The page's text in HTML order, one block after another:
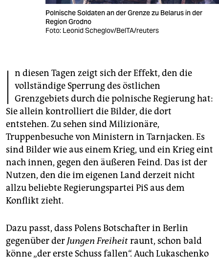
abo
genossenschaft
epaper login
Polnische Soldaten an der Grenze zu Belarus in der
Region Grodno
Foto: Leonid Scheglov/BelTA/reuters
I n diesen Tagen zeigt sich der Effekt, den die
vollständige Sperrung des östlichen
Grenzgebiets durch die polnische Regierung hat:
Sie allein kontrolliert die Bilder, die dort
entstehen. Zu sehen sind Milizionäre,
Truppenbesuche von Ministern in Tarnjacken. Es
sind Bilder wie aus einem Krieg, und ein Krieg eint
nach innen, gegen den äußeren Feind. Das ist der
Nutzen, den die im eigenen Land derzeit nicht
allzu beliebte Regierungspartei PiS aus dem
Konflikt zieht.
Dazu passt, dass Polens Botschafter in Berlin
gegenüber der Jungen Freiheitraunt, schon bald
könne „der erste Schuss fallen“. Auch Lukaschenko